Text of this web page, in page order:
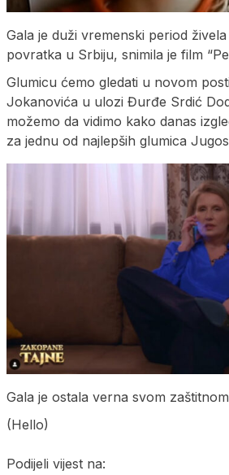
Gala je duži vremenski period
povratka u Srbiju, snimila je film
Glumicu ćemo gledati u novom
Jokanovića u ulozi Đurđe Srdić
možemo da vidimo kako danas
za jednu od najlepših glumica
Gala je ostala verna svom
(Hello)
Podijeli vijest na: